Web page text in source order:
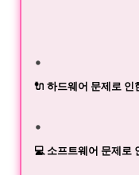
🔌 하드웨어 문제로 인
💻 소프트웨어 문제로